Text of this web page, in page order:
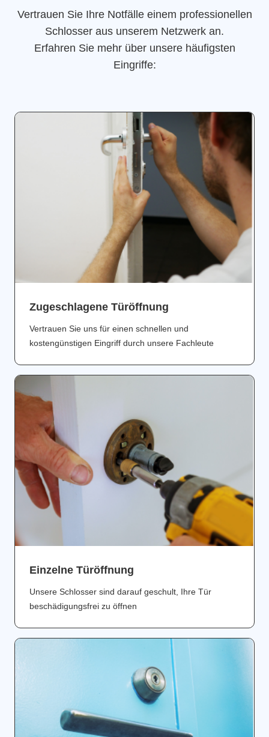
Vertrauen Sie Ihre Notfälle einem professionellen
Schlosser aus unserem Netzwerk an.
Erfahren Sie mehr über unsere häufigsten
Eingriffe:
Zugeschlagene Türöffnung
Vertrauen Sie uns für einen schnellen und
kostengünstigen Eingriff durch unsere Fachleute
Einzelne Türöffnung
Unsere Schlosser sind darauf geschult, Ihre Tür
beschädigungsfrei zu öffnen